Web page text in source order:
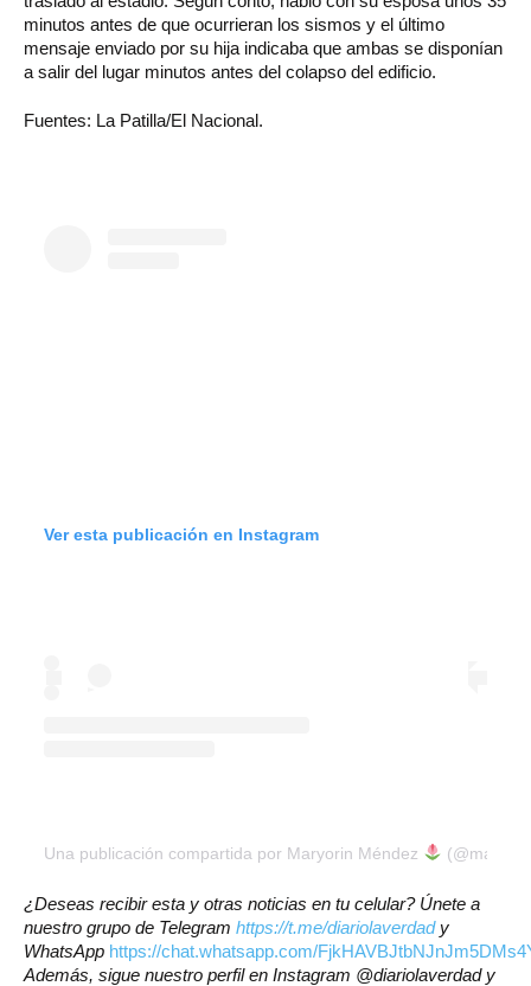
minutos antes de que ocurrieran los sismos y el último
mensaje enviado por su hija indicaba que ambas se disponían
a salir del lugar minutos antes del colapso del edificio.
Fuentes: La Patilla/El Nacional.
Ver esta publicación en Instagram
Una publicación compartida por Maryorin Méndez
¿Deseas recibir esta y otras noticias en tu celular? Únete a
nuestro grupo de Telegram https://t.me/diariolaverdady
WhatsApp https://chat.whatsapp.com/
Además, sigue nuestro perfil en Instagram @diariolaverdad y